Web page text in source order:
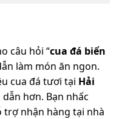
câu hỏi “cua đá biển
làm món ăn ngon.
cua đá tươi tại Hải
hơn. Bạn nhấc
trợ nhận hàng tại nhà